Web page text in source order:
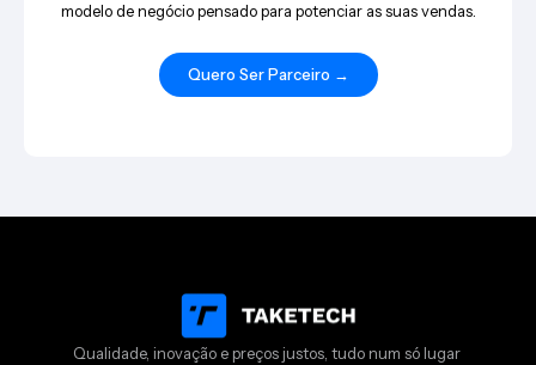
modelo de negócio pensado para potenciar as suas vendas.
Quero Ser Parceiro →
Qualidade, inovação e preços justos, tudo num só lugar